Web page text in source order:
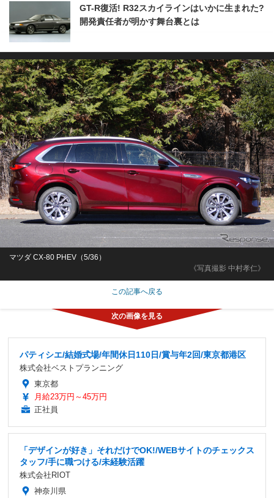
GT-R復活! R32スカイラインはいかに生まれた?
開発責任者が明かす舞台裏とは
《写真撮影 中村孝仁》
マツダ CX-80 PHEV（5/36）
この記事へ戻る
パティシエ/結婚式場/年間休日110日/賞与年2回/東京都港区
株式会社ベストプランニング
東京都
月給23万円～45万円
正社員
「デザインが好き」それだけでOK!/WEBサイトのチェックス
タッフ/手に職つける/未経験活躍
株式会社RIOT
神奈川県